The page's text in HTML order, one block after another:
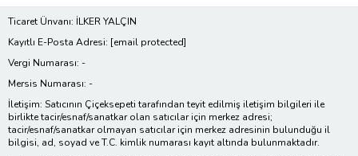
Ticaret Ünvanı: İLKER YALÇIN
Kayıtlı E-Posta Adresi: [email protected]
Vergi Numarası: -
Mersis Numarası: -
İletişim: Satıcının Çiçeksepeti tarafından teyit edilmiş iletişim bilgileri ile
birlikte tacir/esnaf/sanatkar olan satıcılar için merkez adresi;
tacir/esnaf/sanatkar olmayan satıcılar için merkez adresinin bulunduğu il
bilgisi, ad, soyad ve T.C. kimlik numarası kayıt altında bulunmaktadır.